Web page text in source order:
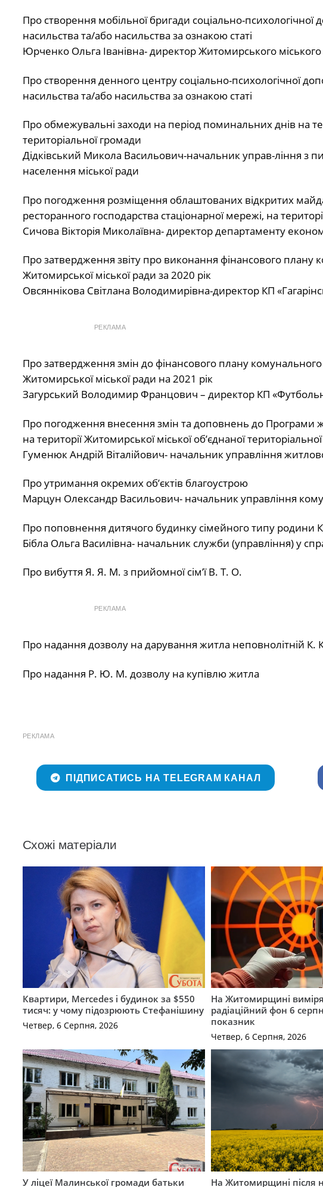
Про створення мобільної бригади соціально-
насильства та/або насильства за ознакою статі
Юрченко Ольга Іванівна- директор Житомирського
Про створення денного центру соціально-психологічної
насильства та/або насильства за ознакою статі
Про обмежувальні заходи на період поминальних днів на
територіальної громади
Дідківський Микола Васильович-начальник управ-ління з
населення міської ради
Про погодження розміщення облаштованих відкритих
ресторанного господарства стаціонарної мережі, на
Сичова Вікторія Миколаївна- директор департаменту
Про затвердження звіту про виконання фінансового плану
Житомирської міської ради за 2020 рік
Овсяннікова Світлана Володимирівна-директор КП
РЕКЛАМА
Про затвердження змін до фінансового плану
Житомирської міської ради на 2021 рік
Загурський Володимир Францович – директор КП
Про погодження внесення змін та доповнень до Програми
на території Житомирської міської обʼєднаної
Гуменюк Андрій Віталійович- начальник управління
Про утримання окремих обʼєктів благоустрою
Марцун Олександр Васильович- начальник управління
Про поповнення дитячого будинку сімейного типу родини
Бібла Ольга Василівна- начальник служби (управління) у
Про вибуття Я. Я. М. з прийомної сім’ї В. Т. О.
РЕКЛАМА
Про надання дозволу на дарування житла неповнолітній К.
Про надання Р. Ю. М. дозволу на купівлю житла
РЕКЛАМА
ПІДПИСАТИСЬ НА TELEGRAM КАНАЛ
Схожі матеріали
Квартири, Mercedes і будинок за $550
тисяч: у чому підозрюють Стефанішину
Четвер, 6 Серпня, 2026
На Житомирщині
радіаційний фон 6
показник
Четвер, 6 Серпня, 2026
У ліцеї Малинської громади батьки На Житомирщині після